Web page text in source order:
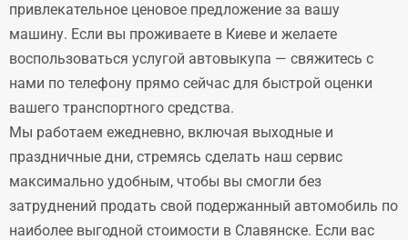
привлекательное ценовое предложение за вашу
машину. Если вы проживаете в Киеве и желаете
воспользоваться услугой автовыкупа — свяжитесь с
нами по телефону прямо сейчас для быстрой оценки
вашего транспортного средства.
Мы работаем ежедневно, включая выходные и
праздничные дни, стремясь сделать наш сервис
максимально удобным, чтобы вы смогли без
затруднений продать свой подержанный автомобиль по
наиболее выгодной стоимости в Славянске. Если вас